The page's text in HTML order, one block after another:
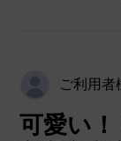
ご利用者
可愛い！